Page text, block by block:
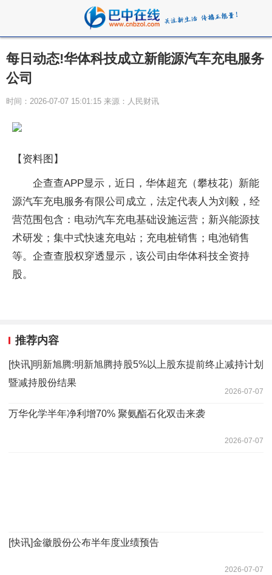
每日动态!华体科技成立新能源汽车充电服务
公司
时间：2026-07-07 15:01:15 来源：人民财讯
【资料图】
企查查APP显示，近日，华体超充（攀枝花）新能
源汽车充电服务有限公司成立，法定代表人为刘毅，经
营范围包含：电动汽车充电基础设施运营；新兴能源技
术研发；集中式快速充电站；充电桩销售；电池销售
等。企查查股权穿透显示，该公司由华体科技全资持
股。
推荐内容
[快讯]明新旭腾:明新旭腾持股5%以上股东提前终止减持计划
暨减持股份结果
2026-07-07
万华化学半年净利增70% 聚氨酯石化双击来袭
2026-07-07
[快讯]金徽股份公布半年度业绩预告
2026-07-07